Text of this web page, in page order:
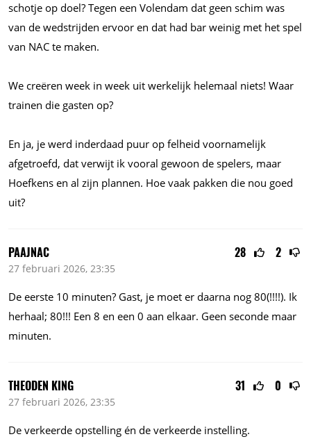
schotje op doel? Tegen een Volendam dat geen schim was
van de wedstrijden ervoor en dat had bar weinig met het spel
van NAC te maken.
We creëren week in week uit werkelijk helemaal niets! Waar
trainen die gasten op?
En ja, je werd inderdaad puur op felheid voornamelijk
afgetroefd, dat verwijt ik vooral gewoon de spelers, maar
Hoefkens en al zijn plannen. Hoe vaak pakken die nou goed
uit?
28 2
PAAJNAC
27 februari 2026, 23:35
De eerste 10 minuten? Gast, je moet er daarna nog 80(!!!!). Ik
herhaal; 80!!! Een 8 en een 0 aan elkaar. Geen seconde maar
minuten.
31 0
THEODEN KING
27 februari 2026, 23:35
De verkeerde opstelling én de verkeerde instelling.